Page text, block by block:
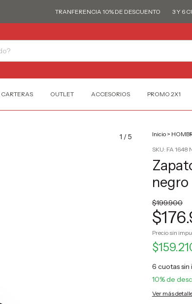
TRANFERENCIA 10% DE DESCUENTO 3 Y 6
CARTERAS OUTLET ACCESORIOS PROMO 2X1
1 /5 Inicio >
SKU: FA 1648
negro
$199.900
Precio sin
6 cuotas
10% de
Ver más